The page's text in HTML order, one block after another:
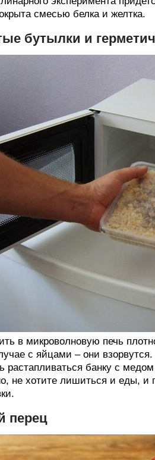
смесью белка и желтка.
бутылки и
в микроволновую печь
с яйцами – они
растапливаться банку с
не хотите лишиться и еды, и
перец